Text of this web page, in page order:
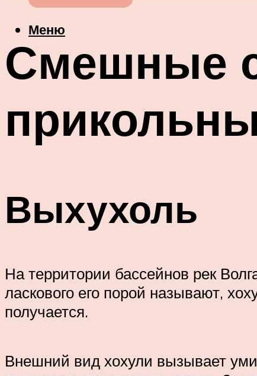
Меню
Смешные
Выхухоль
На территории бассейнов рек
ласкового его порой называют,
получается.
Внешний вид хохули вызывает